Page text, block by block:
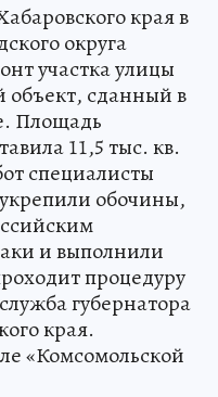
края в
округа
участка улицы
объект, сданный в
Площадь
11,5 тыс. кв.
специалисты
обочины,
и выполнили
процедуру
губернатора
края.
«Комсомольской